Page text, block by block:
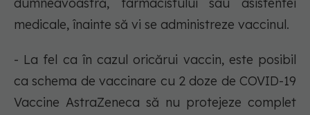
dumneavoastră, farmacistului sau asistentei
medicale, înainte să vi se administreze vaccinul.
- La fel ca în cazul oricărui vaccin, este posibil
ca schema de vaccinare cu 2 doze de COVID-19
Vaccine AstraZeneca să nu protejeze complet